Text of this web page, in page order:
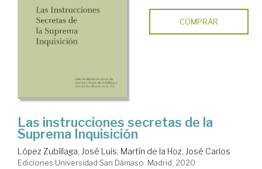
COMPRAR
Las instrucciones secretas de la
Suprema Inquisición
López Zubillaga, José Luis; Martín de la Hoz, José Carlos
Ediciones Universidad San Dámaso. Madrid, 2020